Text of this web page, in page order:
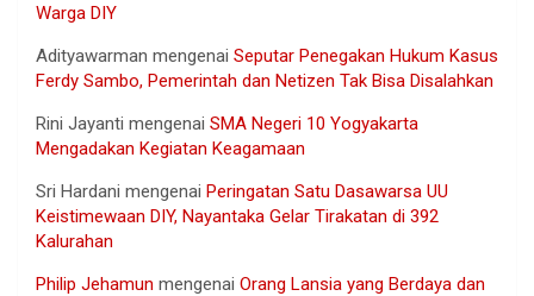
Warga DIY
Adityawarman mengenai Seputar Penegakan Hukum Kasus
Ferdy Sambo, Pemerintah dan Netizen Tak Bisa Disalahkan
Rini Jayanti mengenai SMA Negeri 10 Yogyakarta
Mengadakan Kegiatan Keagamaan
Sri Hardani mengenai Peringatan Satu Dasawarsa UU
Keistimewaan DIY, Nayantaka Gelar Tirakatan di 392
Kalurahan
Philip Jehamun mengenai Orang Lansia yang Berdaya dan